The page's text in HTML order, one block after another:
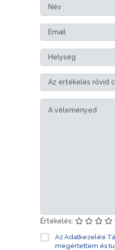
Értékelés:
Az Adatkezelési
megértettem és